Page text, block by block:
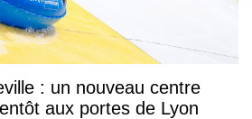
: un nouveau centre
aux portes de Lyon